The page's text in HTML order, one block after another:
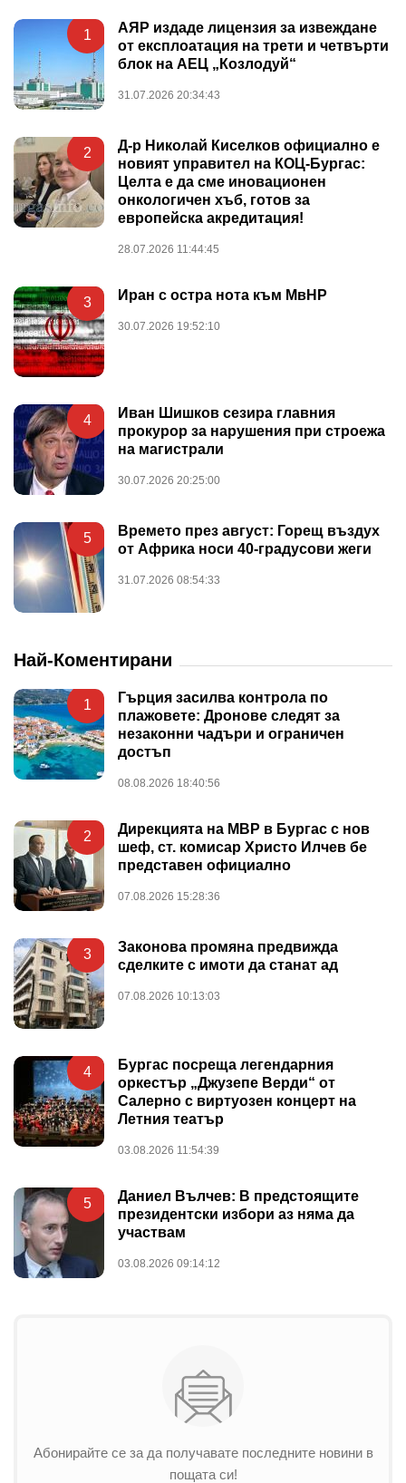
1
АЯР издаде лицензия за извеждане
от експлоатация на трети и четвърти
блок на АЕЦ „Козлодуй“
31.07.2026 20:34:43
2
Д-р Николай Киселков официално е
новият управител на КОЦ-Бургас:
Целта е да сме иновационен
онкологичен хъб, готов за
европейска акредитация!
28.07.2026 11:44:45
3 Иран с остра нота към МвНР
30.07.2026 19:52:10
4
Иван Шишков сезира главния
прокурор за нарушения при строежа
на магистрали
30.07.2026 20:25:00
5
Времето през август: Горещ въздух
от Африка носи 40-градусови жеги
31.07.2026 08:54:33
Най-Коментирани
1
Гърция засилва контрола по
плажовете: Дронове следят за
незаконни чадъри и ограничен
достъп
08.08.2026 18:40:56
2
Дирекцията на МВР в Бургас с нов
шеф, ст. комисар Христо Илчев бе
представен официално
07.08.2026 15:28:36
3
Законова промяна предвижда
сделките с имоти да станат ад
07.08.2026 10:13:03
4
Бургас посреща легендарния
оркестър „Джузепе Верди“ от
Салерно с виртуозен концерт на
Летния театър
03.08.2026 11:54:39
5
Даниел Вълчев: В предстоящите
президентски избори аз няма да
участвам
03.08.2026 09:14:12
Абонирайте се за да получавате последните новини в
пощата си!